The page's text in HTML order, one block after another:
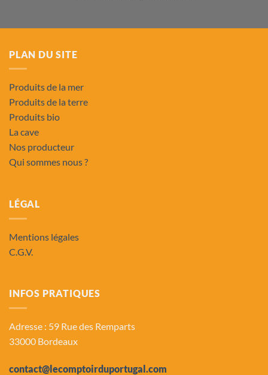
PLAN DU SITE
Produits de la mer
Produits de la terre
Produits bio
La cave
Nos producteur
Qui sommes nous ?
LÉGAL
Mentions légales
C.G.V.
INFOS PRATIQUES
Adresse : 59 Rue des Remparts
33000 Bordeaux
contact@lecomptoirduportugal.com